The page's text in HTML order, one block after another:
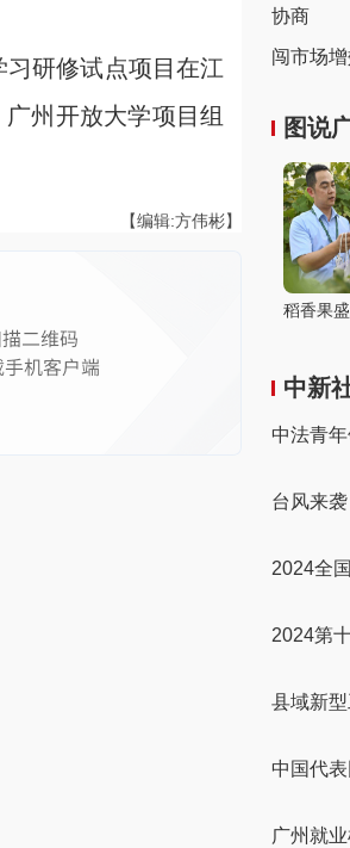
研修试点项目在江
州开放大学项目组
【编辑:方伟彬】
协商
闯市场
图说
稻香果
中新
中法青
台风来
2024全
2024第
县域新
中国代
广州就